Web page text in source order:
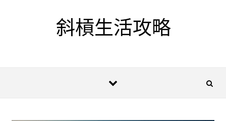
斜槓生活攻略